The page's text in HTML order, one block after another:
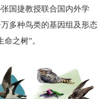
国捷教授联合国内外学
多种鸟类的基因组及形态
之树”。